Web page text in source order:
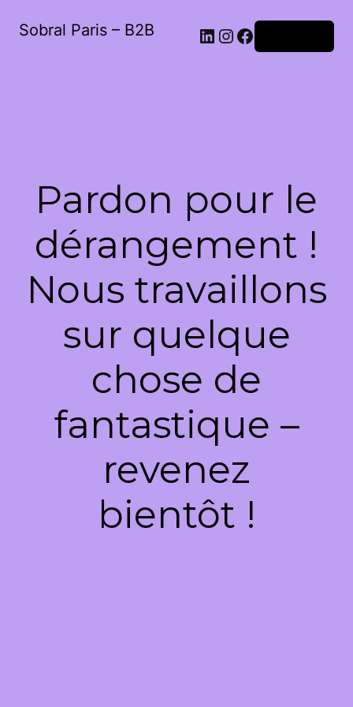
Sobral Paris – B2B LinkedIn
Instagram
Facebook
Pardon pour le
dérangement !
Nous travaillons
sur quelque
chose de
fantastique –
revenez
bientôt !